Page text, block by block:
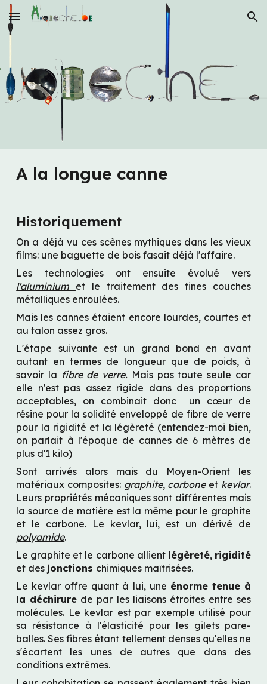
Skip to main content Skip to navigation
A la longue canne
Historiquement
On a déjà vu ces scènes mythiques dans les vieux
films: une baguette de bois fasait déjà l'affaire.
Les technologies ont ensuite évolué vers
l'aluminium et le traitement des fines couches
métalliques enroulées.
Mais les cannes étaient encore lourdes, courtes et
au talon assez gros.
L'étape suivante est un grand bond en avant
autant en termes de longueur que de poids, à
savoir la fibre de verre. Mais pas toute seule car
elle n'est pas assez rigide dans des proportions
acceptables, on combinait donc  un cœur de
résine pour la solidité enveloppé de fibre de verre
pour la rigidité et la légèreté (entendez-moi bien,
on parlait à l'époque de cannes de 6 mètres de
plus d'1 kilo)
Sont arrivés alors mais du Moyen-Orient les
matériaux composites: graphite, carbone et kevlar.
Leurs propriétés mécaniques sont différentes mais
la source de matière est la même pour le graphite
polyamide.
Le graphite et le carbone allient légèreté,
rigidité
et des jonctions chimiques maîtrisées.
Le kevlar offre quant à lui, une énorme tenue à
la déchirure de par les liaisons étroites entre ses
molécules. Le kevlar est par exemple utilisé pour
sa résistance à l'élasticité pour les gilets pare-
balles. Ses fibres étant tellement denses qu'elles ne
s'écartent les unes de autres que dans des
conditions extrêmes.